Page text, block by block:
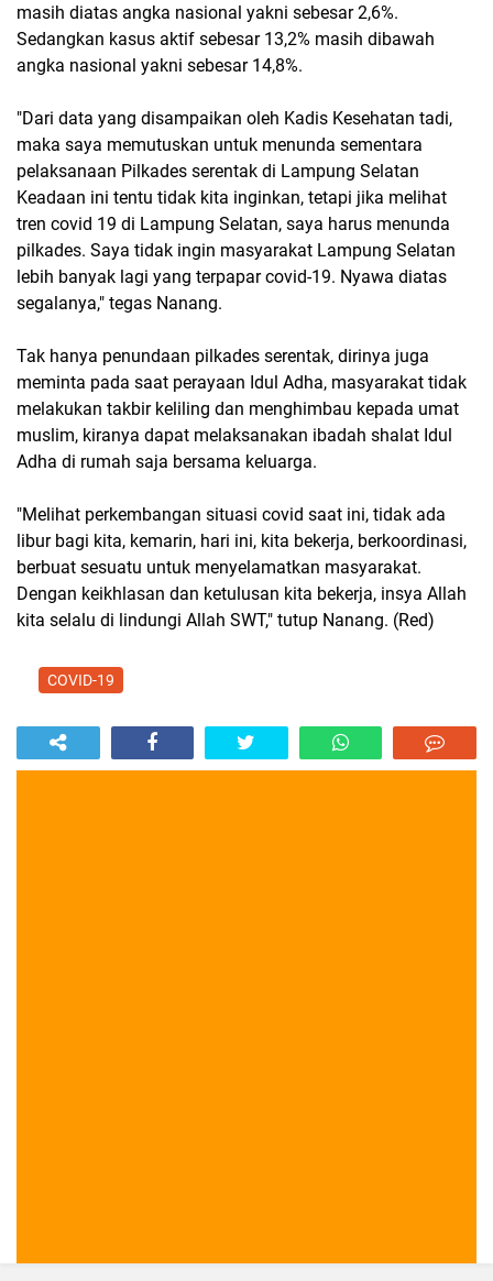
masih diatas angka nasional yakni sebesar 2,6%.
Sedangkan kasus aktif sebesar 13,2% masih dibawah
angka nasional yakni sebesar 14,8%.
"Dari data yang disampaikan oleh Kadis Kesehatan tadi,
maka saya memutuskan untuk menunda sementara
pelaksanaan Pilkades serentak di Lampung Selatan
Keadaan ini tentu tidak kita inginkan, tetapi jika melihat
tren covid 19 di Lampung Selatan, saya harus menunda
pilkades. Saya tidak ingin masyarakat Lampung Selatan
lebih banyak lagi yang terpapar covid-19. Nyawa diatas
segalanya," tegas Nanang.
Tak hanya penundaan pilkades serentak, dirinya juga
meminta pada saat perayaan Idul Adha, masyarakat tidak
melakukan takbir keliling dan menghimbau kepada umat
muslim, kiranya dapat melaksanakan ibadah shalat Idul
Adha di rumah saja bersama keluarga.
"Melihat perkembangan situasi covid saat ini, tidak ada
libur bagi kita, kemarin, hari ini, kita bekerja, berkoordinasi,
berbuat sesuatu untuk menyelamatkan masyarakat.
Dengan keikhlasan dan ketulusan kita bekerja, insya Allah
kita selalu di lindungi Allah SWT," tutup Nanang. (Red)
COVID-19